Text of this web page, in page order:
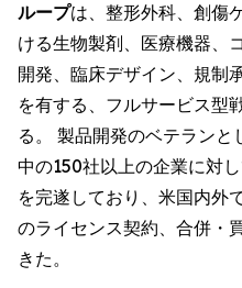
ループは、整形外科、創傷
ける生物製剤、医療機器、
開発、臨床デザイン、規制
を有する、フルサービス型
る。 製品開発のベテラン
中の150社以上の企業に対
を完遂しており、米国内外
のライセンス契約、合併・
きた。